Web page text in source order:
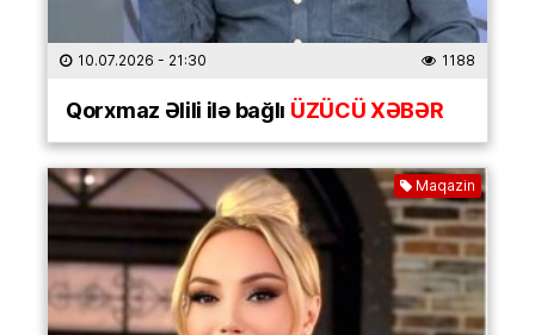
10.07.2026 - 21:30 1188
Qorxmaz Əlili ilə bağlı ÜZÜCÜ XƏBƏR
Maqazin